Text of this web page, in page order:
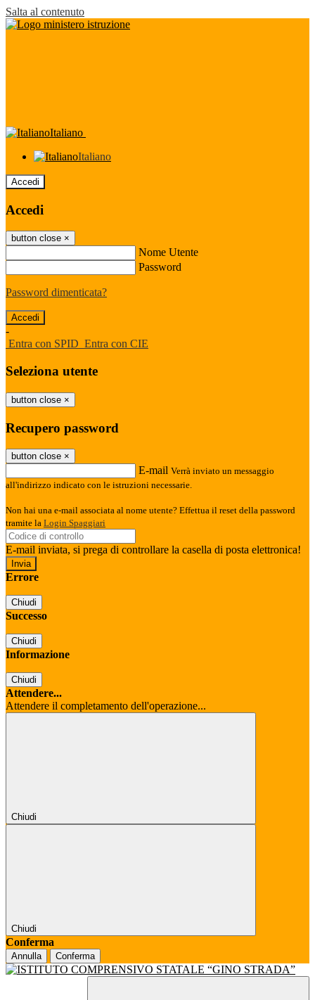
Salta al contenuto
Italiano
Italiano
Accedi
Accedi
button close ×
Nome Utente
Password
Password dimenticata?
-
Entra con SPID Entra con CIE
Seleziona utente
button close ×
Recupero password
button close ×
E-mail Verrà inviato un messaggio
all'indirizzo indicato con le istruzioni necessarie.
Non hai una e-mail associata al nome utente? Effettua il reset della password
tramite la Login Spaggiari
E-mail inviata, si prega di controllare la casella di posta elettronica!
Errore
Chiudi
Successo
Chiudi
Informazione
Chiudi
Attendere...
Attendere il completamento dell'operazione...
Chiudi
Chiudi
Conferma
Annulla Conferma